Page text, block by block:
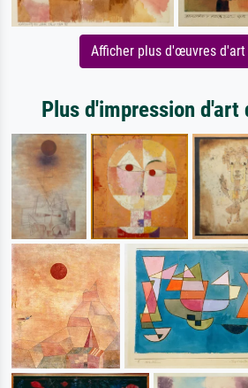
Afficher plus d'œuvres
Plus d'impression d'art